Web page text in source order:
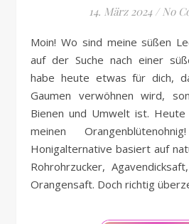
14. März 2024 / No
Moin! Wo sind meine süßen Leckermäuler? Wieder
auf der Suche nach einer
habe heute etwas für dich,
Gaumen verwöhnen wird,
Bienen und Umwelt ist.
meinen
Honigalternative basiert auf
Rohrohrzucker,
Orangensaft. Doch richtig